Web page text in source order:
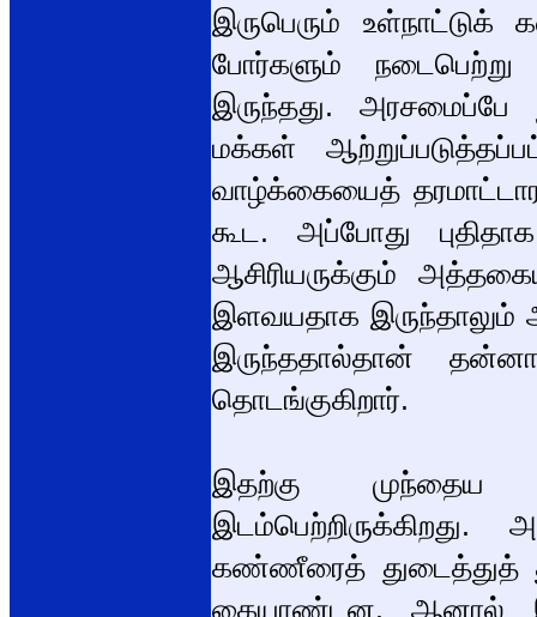
இருபெரும்
போர்களும் நடைபெற்று
இருந்தது. அரசமைப்பே
மக்கள்
வாழ்க்கையைத்
கூட. அப்போது
ஆசிரியருக்கும்
இளவயதாக இருந்தாலும்
இருந்ததால்தான்
தொடங்குகிறார்.
இதற்கு முந்தைய
கண்ணீரைத் துடைத்துத்
கையாண்டன. ஆனால்